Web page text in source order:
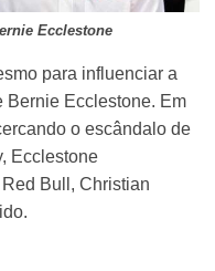
Ecclestone
para influenciar a
Bernie Ecclestone. Em
o escândalo de
Ecclestone
Bull, Christian